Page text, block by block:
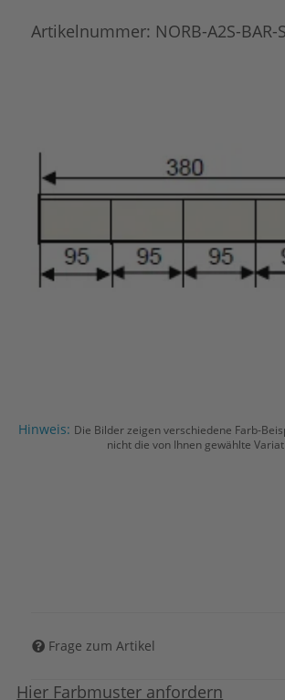
Artikelnummer: NORB-A2S-
Hinweis: Die Bilder zeigen verschiedene Farb-
nicht die von Ihnen gewählte
Frage zum Artikel
Hier Farbmuster anfordern